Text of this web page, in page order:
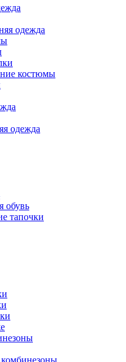
одежда
костюмы
одежда
обувь
тапочки